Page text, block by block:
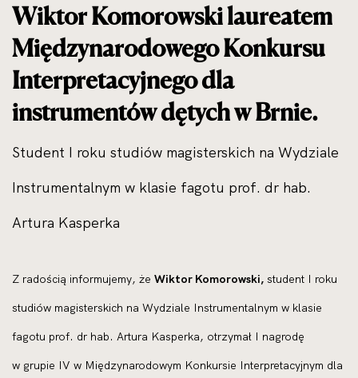
Wiktor Komorowski laureatem
Międzynarodowego Konkursu
Interpretacyjnego dla
instrumentów dętych w Brnie.
Student I roku studiów magisterskich na Wydziale
Instrumentalnym w klasie fagotu prof. dr hab.
Artura Kasperka
Z radością informujemy, że Wiktor Komorowski, student I roku
studiów magisterskich na Wydziale Instrumentalnym w klasie
fagotu prof. dr hab. Artura Kasperka, otrzymał I nagrodę
w grupie IV w Międzynarodowym Konkursie Interpretacyjnym dla